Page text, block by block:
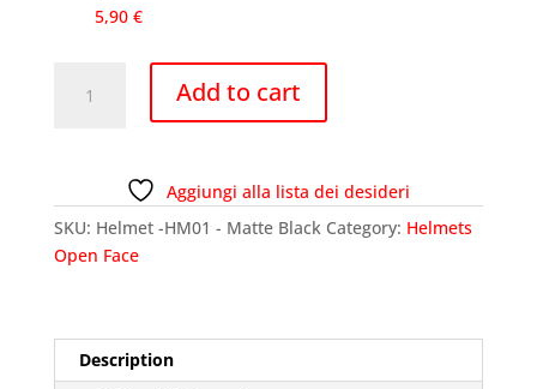
5,90 €
Black
quantity
Add to cart
Aggiungi alla lista dei desideri
SKU: Helmet -HM01 - Matte Black Category: Helmets
Open Face
Description